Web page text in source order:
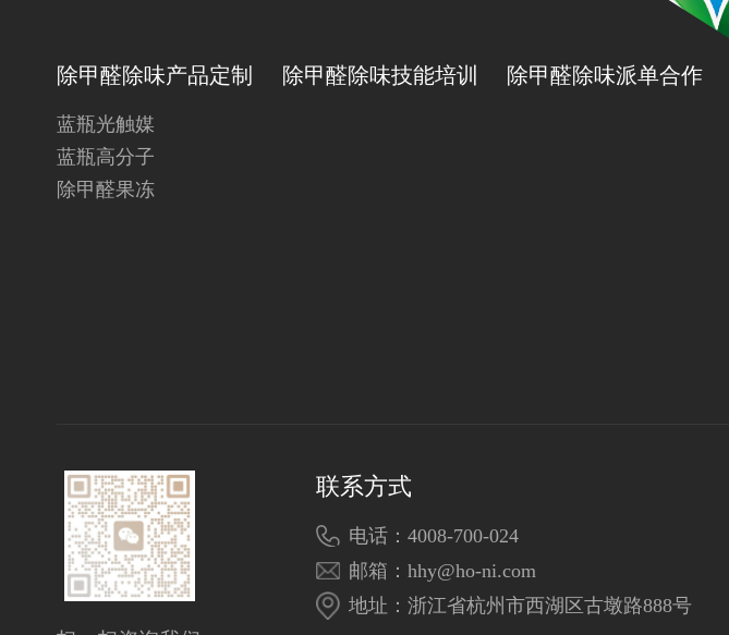
除甲醛除味产品定制
蓝瓶光触媒
蓝瓶高分子
除甲醛果冻
除甲醛除味技能培训 除甲醛除味派单合作
联系方式
电话：4008-700-024
邮箱：hhy@ho-ni.com
地址：浙江省杭州市西湖区古墩路888号